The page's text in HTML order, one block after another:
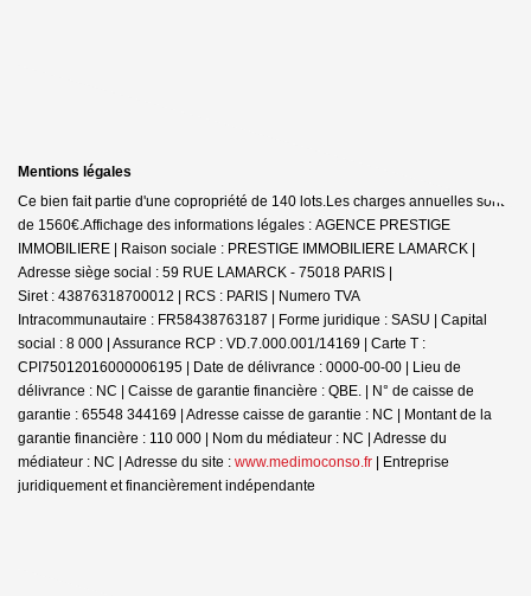
Mentions légales
Ce bien fait partie d'une copropriété de 140 lots.Les charges annuelles sont
de 1560€.Affichage des informations légales : AGENCE PRESTIGE
IMMOBILIERE | Raison sociale : PRESTIGE IMMOBILIERE LAMARCK |
Adresse siège social : 59 RUE LAMARCK - 75018 PARIS |
Siret : 43876318700012 | RCS : PARIS | Numero TVA
Intracommunautaire : FR58438763187 | Forme juridique : SASU | Capital
social : 8 000 | Assurance RCP : VD.7.000.001/14169 | Carte T :
CPI75012016000006195 | Date de délivrance : 0000-00-00 | Lieu de
délivrance : NC | Caisse de garantie financière : QBE. | N° de caisse de
garantie : 65548 344169 | Adresse caisse de garantie : NC | Montant de la
garantie financière : 110 000 | Nom du médiateur : NC | Adresse du
médiateur : NC | Adresse du site : www.medimoconso.fr | Entreprise
juridiquement et financièrement indépendante